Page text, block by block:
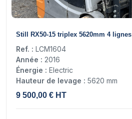
Still RX50-15 triplex 5620mm 4 lignes
Ref. : LCM1604
Année : 2016
Énergie : Electric
Hauteur de levage : 5620 mm
9 500,00 € HT